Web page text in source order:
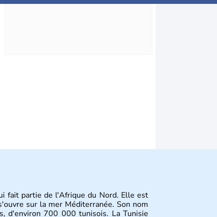
fait partie de l'Afrique du Nord. Elle est
sur la mer Méditerranée. Son nom
d'environ 700 000 tunisois. La Tunisie